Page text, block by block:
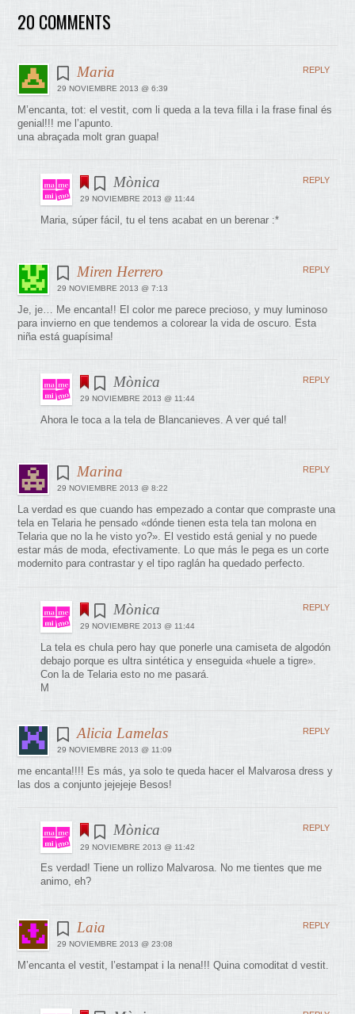
20 COMMENTS
Maria
29 NOVIEMBRE 2013 @ 6:39
M’encanta, tot: el vestit, com li queda a la teva filla i la frase final és
genial!!! me l’apunto.
una abraçada molt gran guapa!
REPLY
Mònica
29 NOVIEMBRE 2013 @ 11:44
Maria, súper fácil, tu el tens acabat en un berenar :*
REPLY
Miren Herrero
29 NOVIEMBRE 2013 @ 7:13
Je, je… Me encanta!! El color me parece precioso, y muy luminoso
para invierno en que tendemos a colorear la vida de oscuro. Esta
niña está guapísima!
REPLY
Mònica
29 NOVIEMBRE 2013 @ 11:44
Ahora le toca a la tela de Blancanieves. A ver qué tal!
REPLY
Marina
29 NOVIEMBRE 2013 @ 8:22
La verdad es que cuando has empezado a contar que compraste una
tela en Telaria he pensado «dónde tienen esta tela tan molona en
Telaria que no la he visto yo?». El vestido está genial y no puede
estar más de moda, efectivamente. Lo que más le pega es un corte
modernito para contrastar y el tipo raglán ha quedado perfecto.
REPLY
Mònica
29 NOVIEMBRE 2013 @ 11:44
La tela es chula pero hay que ponerle una camiseta de algodón
debajo porque es ultra sintética y enseguida «huele a tigre».
Con la de Telaria esto no me pasará.
M
REPLY
Alicia Lamelas
29 NOVIEMBRE 2013 @ 11:09
me encanta!!!! Es más, ya solo te queda hacer el Malvarosa dress y
las dos a conjunto jejejeje Besos!
REPLY
Mònica
29 NOVIEMBRE 2013 @ 11:42
Es verdad! Tiene un rollizo Malvarosa. No me tientes que me
animo, eh?
REPLY
Laia
29 NOVIEMBRE 2013 @ 23:08
M’encanta el vestit, l’estampat i la nena!!! Quina comoditat d vestit.
REPLY